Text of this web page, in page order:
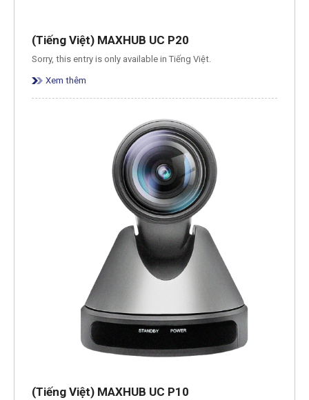
(Tiếng Việt) MAXHUB UC P20
Sorry, this entry is only available in Tiếng Việt.
Xem thêm
(Tiếng Việt) MAXHUB UC P10